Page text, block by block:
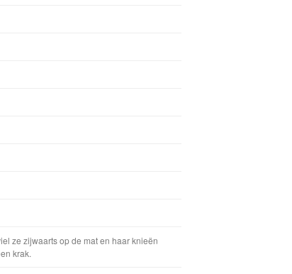
ze zijwaarts op de mat en haar knieën
krak.